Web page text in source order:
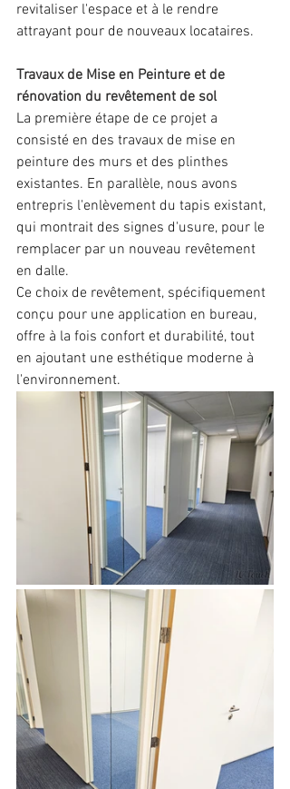
revitaliser l'espace et à le rendre
attrayant pour de nouveaux locataires.
Travaux de Mise en Peinture et de
rénovation du revêtement de sol
La première étape de ce projet a
consisté en des travaux de mise en
peinture des murs et des plinthes
existantes. En parallèle, nous avons
entrepris l'enlèvement du tapis existant,
qui montrait des signes d'usure, pour le
remplacer par un nouveau revêtement
en dalle.
Ce choix de revêtement, spécifiquement
conçu pour une application en bureau,
offre à la fois confort et durabilité, tout
en ajoutant une esthétique moderne à
l'environnement.